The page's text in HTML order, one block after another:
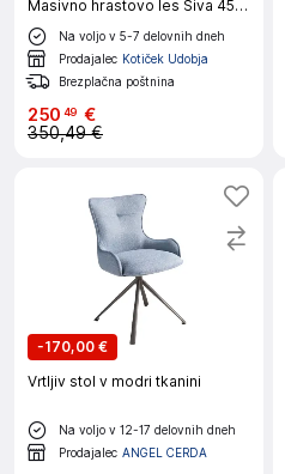
Masivno hrastovo les Siva 45 x
59,5 x 100 cm
Na voljo v 5-7 delovnih dneh
Prodajalec Kotiček Udobja
Brezplačna poštnina
250 49 €
350,49 €
-170,00 €
Vrtljiv stol v modri tkanini
Na voljo v 12-17 delovnih dneh
Prodajalec ANGEL CERDA